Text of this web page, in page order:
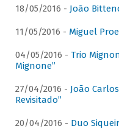
18/05/2016 - João
11/05/2016 - Miguel
04/05/2016 - Trio
Mignone”
27/04/2016 - João
Revisitado”
20/04/2016 - Duo